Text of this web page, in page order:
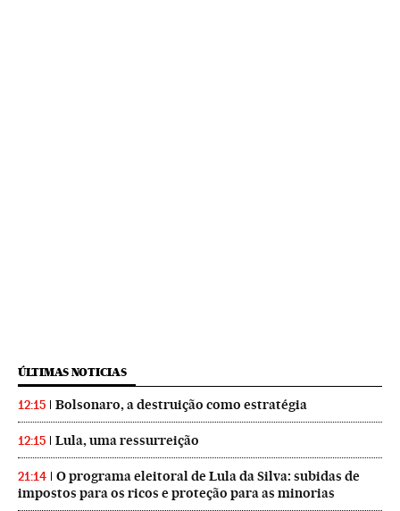
ÚLTIMAS NOTICIAS
12:15 Bolsonaro, a destruição como estratégia
12:15 Lula, uma ressurreição
21:14
O programa eleitoral de Lula da Silva: subidas de
impostos para os ricos e proteção para as minorias